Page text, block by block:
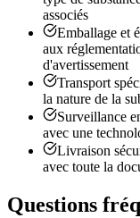
associés
Emballage et
aux
d'avertissement
Transport
la nature de la
Surveillance
avec une
Livraison
avec toute la
Questions